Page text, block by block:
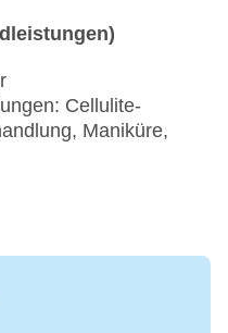
Cellulite-
Maniküre,